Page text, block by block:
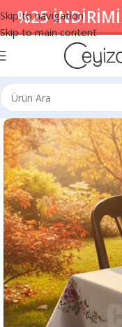
Skip to navigation
Skip to main content
%25